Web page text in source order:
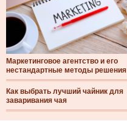
Маркетинговое агентство и его
нестандартные методы решения
Как выбрать лучший чайник для
заваривания чая